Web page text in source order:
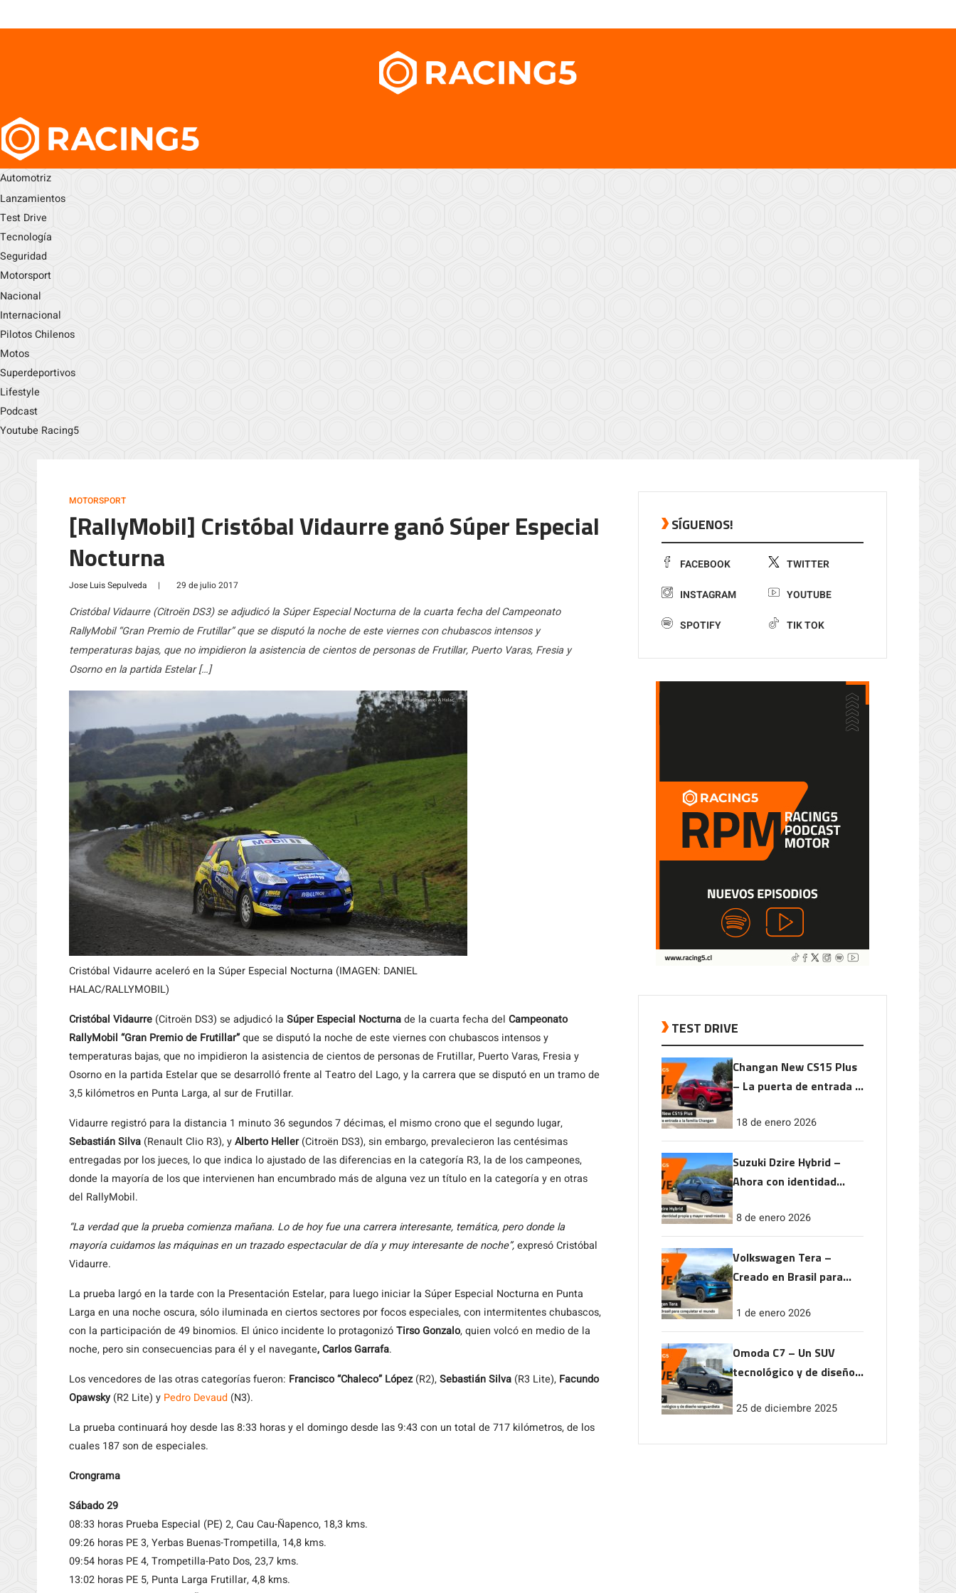
Automotriz
Lanzamientos
Test Drive
Tecnología
Seguridad
Motorsport
Nacional
Internacional
Pilotos Chilenos
Motos
Superdeportivos
Lifestyle
Podcast
Youtube Racing5
MOTORSPORT
[RallyMobil] Cristóbal Vidaurre ganó Súper Especial
Nocturna
Jose Luis Sepulveda | 29 de julio 2017
Cristóbal Vidaurre (Citroën DS3) se adjudicó la Súper Especial Nocturna de la cuarta fecha del Campeonato
RallyMobil “Gran Premio de Frutillar” que se disputó la noche de este viernes con chubascos intensos y
temperaturas bajas, que no impidieron la asistencia de cientos de personas de Frutillar, Puerto Varas, Fresia y
Osorno en la partida Estelar […]
Cristóbal Vidaurre aceleró en la Súper Especial Nocturna (IMAGEN: DANIEL
HALAC/RALLYMOBIL)
Cristóbal Vidaurre (Citroën DS3) se adjudicó la Súper Especial Nocturnade la cuarta fecha del Campeonato
RallyMobil “Gran Premio de Frutillar”que se disputó la noche de este viernes con chubascos intensos y
temperaturas bajas, que no impidieron la asistencia de cientos de personas de Frutillar, Puerto Varas, Fresia y
Osorno en la partida Estelar que se desarrolló frente al Teatro del Lago, y la carrera que se disputó en un tramo de
3,5 kilómetros en Punta Larga, al sur de Frutillar.
Vidaurre registró para la distancia 1 minuto 36 segundos 7 décimas, el mismo crono que el segundo lugar,
Sebastián Silva (Renault Clio R3), yAlberto Heller(Citroën DS3), sin embargo, prevalecieron las centésimas
entregadas por los jueces, lo que indica lo ajustado de las diferencias en la categoría R3, la de los campeones,
donde la mayoría de los que intervienen han encumbrado más de alguna vez un título en la categoría y en otras
del RallyMobil.
“La verdad que la prueba comienza mañana. Lo de hoy fue una carrera interesante, temática, pero donde la
mayoría cuidamos las máquinas en un trazado espectacular de día y muy interesante de noche”,expresó Cristóbal
Vidaurre.
La prueba largó en la tarde con la Presentación Estelar, para luego iniciar la Súper Especial Nocturna en Punta
Larga en una noche oscura, sólo iluminada en ciertos sectores por focos especiales, con intermitentes chubascos,
con la participación de 49 binomios. El único incidente lo protagonizóTirso Gonzalo, quien volcó en medio de la
noche, pero sin consecuencias para él y el navegante, Carlos Garrafa.
Los vencedores de las otras categorías fueron: Francisco “Chaleco” López(R2),Sebastián Silva (R3 Lite), Facundo
Opawsky(R2 Lite) y Pedro Devaud (N3).
La prueba continuará hoy desde las 8:33 horas y el domingo desde las 9:43 con un total de 717 kilómetros, de los
cuales 187 son de especiales.
Crongrama
Sábado 29
08:33 horas Prueba Especial (PE) 2, Cau Cau-Ñapenco, 18,3 kms.
09:26 horas PE 3, Yerbas Buenas-Trompetilla, 14,8 kms.
09:54 horas PE 4, Trompetilla-Pato Dos, 23,7 kms.
13:02 horas PE 5, Punta Larga Frutillar, 4,8 kms.
SÍGUENOS!
FACEBOOK TWITTER
INSTAGRAM YOUTUBE
SPOTIFY TIK TOK
TEST DRIVE
Changan New CS15 Plus
– La puerta de entrada a
18 de enero 2026
Suzuki Dzire Hybrid –
Ahora con identidad
rendimiento
8 de enero 2026
Volkswagen Tera –
Creado en Brasil para
1 de enero 2026
Omoda C7 – Un SUV
tecnológico y de diseño
25 de diciembre 2025